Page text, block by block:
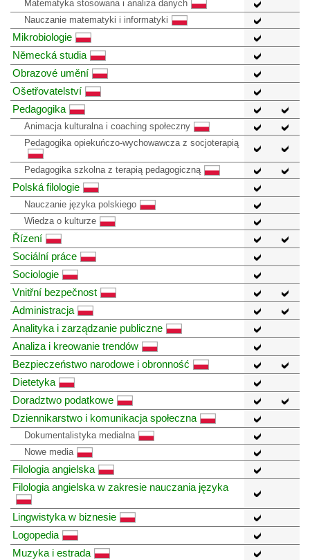
Matematyka stosowana i analiza danych
Nauczanie matematyki i informatyki
Mikrobiologie
Německá studia
Obrazové umění
Ošetřovatelství
Pedagogika
Animacja kulturalna i coaching społeczny
Pedagogika opiekuńczo-wychowawcza z socjoterapią
Pedagogika szkolna z terapią pedagogiczną
Polská filologie
Nauczanie języka polskiego
Wiedza o kulturze
Řízení
Sociální práce
Sociologie
Vnitřní bezpečnost
Administracja
Analityka i zarządzanie publiczne
Analiza i kreowanie trendów
Bezpieczeństwo narodowe i obronność
Dietetyka
Doradztwo podatkowe
Dziennikarstwo i komunikacja społeczna
Dokumentalistyka medialna
Nowe media
Filologia angielska
Filologia angielska w zakresie nauczania języka
Lingwistyka w biznesie
Logopedia
Muzyka i estrada